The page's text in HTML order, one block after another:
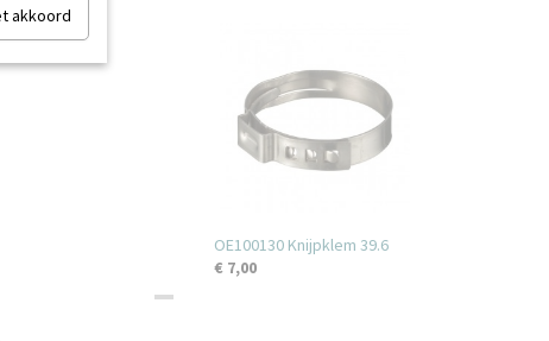
OE100130 Knijpklem 39.6
€ 7,00
akkoord